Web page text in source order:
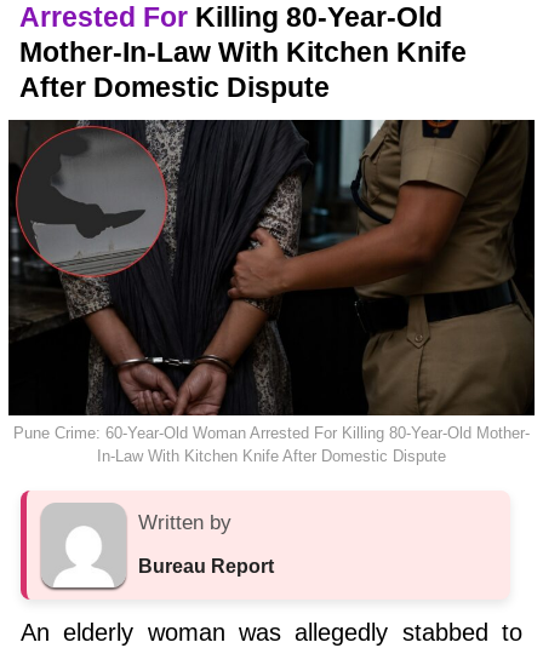
Arrested For Killing 80-Year-Old
Mother-In-Law With Kitchen Knife
After Domestic Dispute
Pune Crime: 60-Year-Old Woman Arrested For Killing 80-Year-Old Mother-
In-Law With Kitchen Knife After Domestic Dispute
Written by
Bureau Report
An elderly woman was allegedly stabbed to